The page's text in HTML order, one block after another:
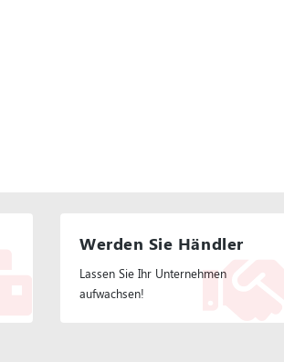
Werden Sie Händler
Lassen Sie Ihr Unternehmen
aufwachsen!